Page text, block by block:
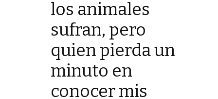
los animales
sufran, pero
quien pierda un
minuto en
conocer mis